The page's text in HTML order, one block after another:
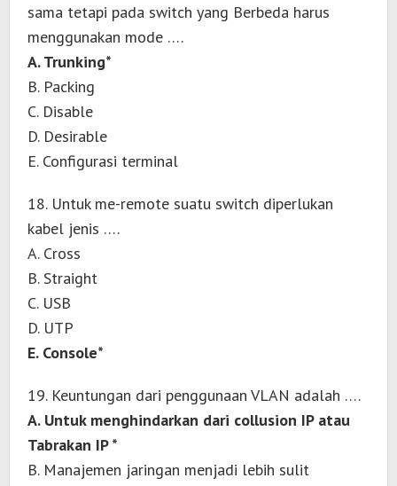
sama tetapi pada switch yang Berbeda harus
menggunakan mode ….
A. Trunking*
B. Packing
C. Disable
D. Desirable
E. Configurasi terminal
18. Untuk me-remote suatu switch diperlukan
kabel jenis ….
A. Cross
B. Straight
C. USB
D. UTP
E. Console*
19. Keuntungan dari penggunaan VLAN adalah ….
A. Untuk menghindarkan dari collusion IP atau
Tabrakan IP *
B. Manajemen jaringan menjadi lebih sulit